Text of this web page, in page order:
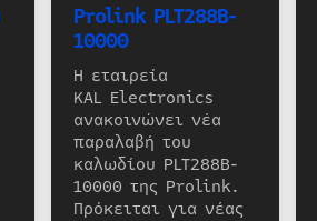
Prolink PLT288B-
10000
Η εταιρεία
KAL Electronics
ανακοινώνει νέα
παραλαβή του
καλωδίου PLT288B-
10000 της Prolink.
Πρόκειται για νέας